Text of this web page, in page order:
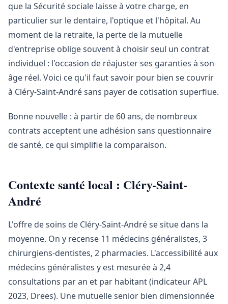
que la Sécurité sociale laisse à votre charge, en
particulier sur le dentaire, l'optique et l'hôpital. Au
moment de la retraite, la perte de la mutuelle
d'entreprise oblige souvent à choisir seul un contrat
individuel : l'occasion de réajuster ses garanties à son
âge réel. Voici ce qu'il faut savoir pour bien se couvrir
à Cléry-Saint-André sans payer de cotisation superflue.
Bonne nouvelle : à partir de 60 ans, de nombreux
contrats acceptent une adhésion sans questionnaire
de santé, ce qui simplifie la comparaison.
Contexte santé local : Cléry-Saint-
André
L'offre de soins de Cléry-Saint-André se situe dans la
moyenne. On y recense 11 médecins généralistes, 3
chirurgiens-dentistes, 2 pharmacies. L'accessibilité aux
médecins généralistes y est mesurée à 2,4
consultations par an et par habitant (indicateur APL
2023, Drees). Une mutuelle senior bien dimensionnée